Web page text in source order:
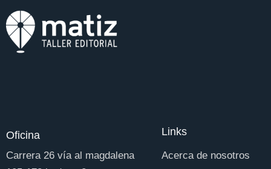
Oficina
Carrera 26 vía al magdalena
Links
Acerca de nosotros